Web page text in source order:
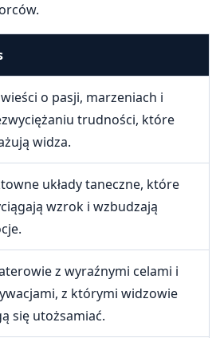
o pasji, marzeniach i
trudności, które
widza.
układy taneczne, które
wzrok i wzbudzają
z wyraźnymi celami i
z którymi widzowie
się utożsamiać.